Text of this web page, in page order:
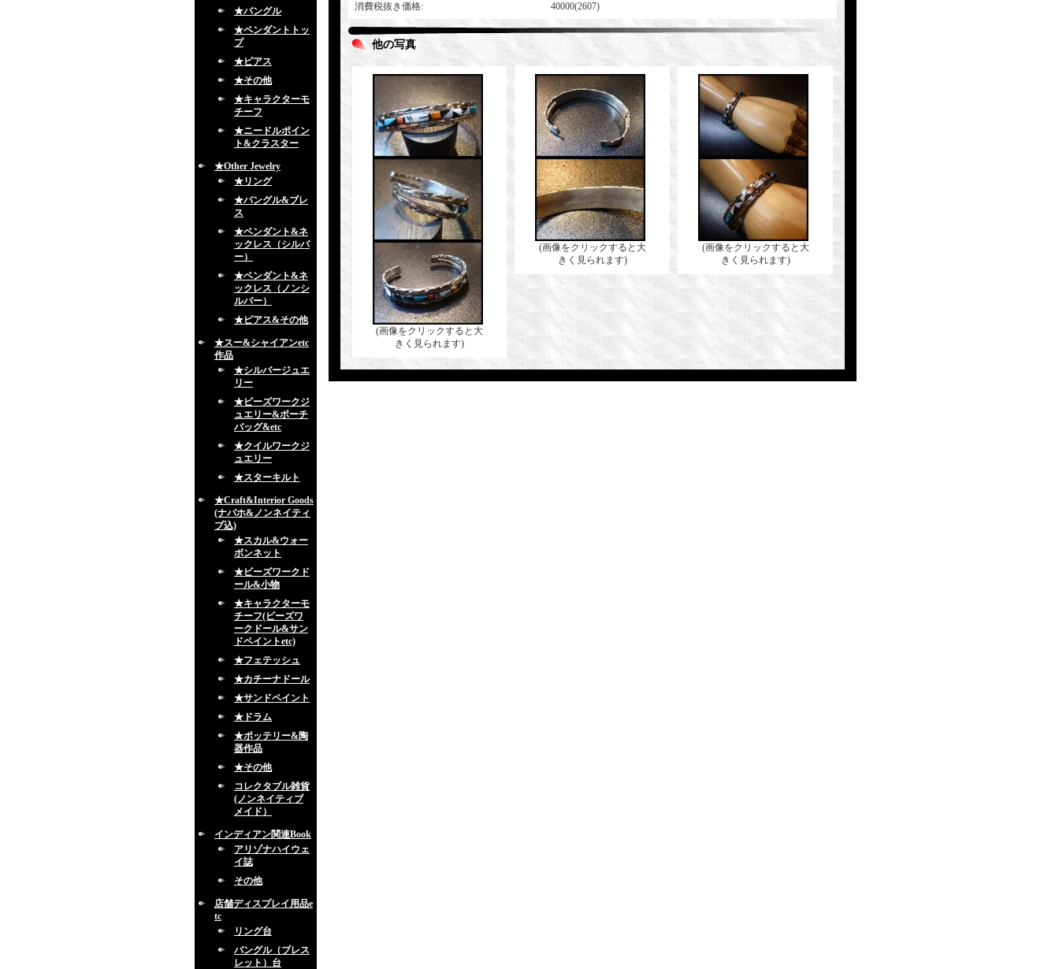
★バングル
★ペンダントトッ
プ
★ピアス
★その他
★キャラクターモ
チーフ
★ニードルポイン
ト&クラスター
★Other Jewelry
★リング
★バングル&ブレ
ス
★ペンダント&ネ
ックレス（シルバ
ー）
★ペンダント&ネ
ックレス（ノンシ
ルバー）
★ピアス&その他
★スー&シャイアンetc
作品
★シルバージュエ
リー
★ビーズワークジ
ュエリー&ポーチ
バッグ&etc
★クイルワークジ
ュエリー
★スターキルト
★Craft&Interior Goods
(ナバホ&ノンネイティ
ブ込)
★スカル&ウォー
ボンネット
★ビーズワークド
ール&小物
★キャラクターモ
チーフ(ビーズワ
ークドール&サン
ドペイントetc)
★フェテッシュ
★カチーナドール
★サンドペイント
★ドラム
★ポッテリー&陶
器作品
★その他
コレクタブル雑貨
(ノンネイティブ
メイド）
インディアン関連Book
アリゾナハイウェ
イ誌
その他
店舗ディスプレイ用品e
tc
リング台
バングル（ブレス
レット）台
消費税抜き価格: 40000(2607)
他の写真
(画像をクリックすると大
きく見られます)
(画像をクリックすると大
きく見られます)
(画像をクリックすると大
きく見られます)